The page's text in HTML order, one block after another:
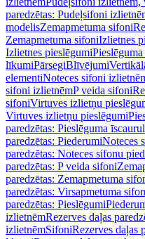
paredzētas: Pudeļsifoni
modelisZemapmetuma sifoni
Zemapmetuma sifoniIzlietnes
Izlietnes pieslēgumi
līkumiPārsegiBlīvējumi
elementiNoteces sifoni
sifoni izlietnēmP veida sifoni
sifoniVirtuves izlietņu
Virtuves izlietņu pieslēgumi
paredzētas: Pieslēguma
paredzētas: PiederumiNoteces
paredzētas: Noteces sifonu
paredzētas: P veida sifoni
paredzētas: Zemapmetuma
paredzētas: Virsapmetuma
paredzētas: Pieslēgumi
izlietnēmRezerves daļas
izlietnēmSifoniRezerves daļas